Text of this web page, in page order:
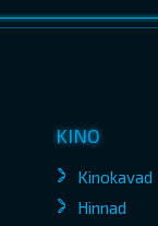
KINO
Kinokavad
Hinnad